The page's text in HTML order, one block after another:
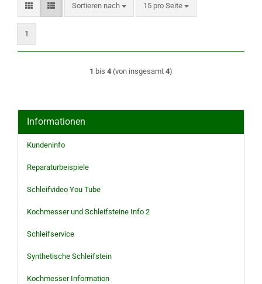
Sortieren nach
Sortieren nach 15 pro Seite
pro Seite
1
1 bis 4 (von insgesamt 4)
Informationen
Kundeninfo
Reparaturbeispiele
Schleifvideo You Tube
Kochmesser und Schleifsteine Info 2
Schleifservice
Synthetische Schleifstein
Kochmesser Information